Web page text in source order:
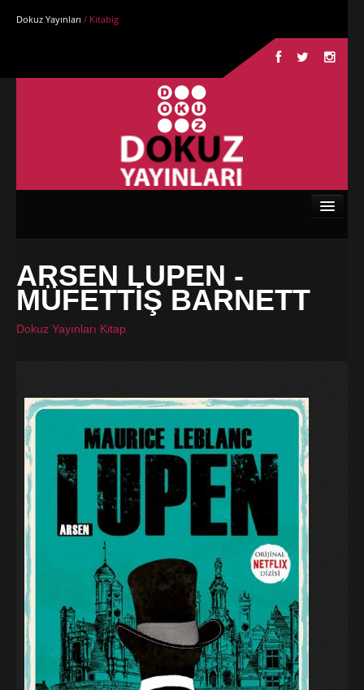
Dokuz Yayınları / Kitabig
Kurumsal
Kitaplar
Blog
İletişim
ARSEN LUPEN -
MÜFETTİŞ BARNETT
Dokuz Yayınları Kitap